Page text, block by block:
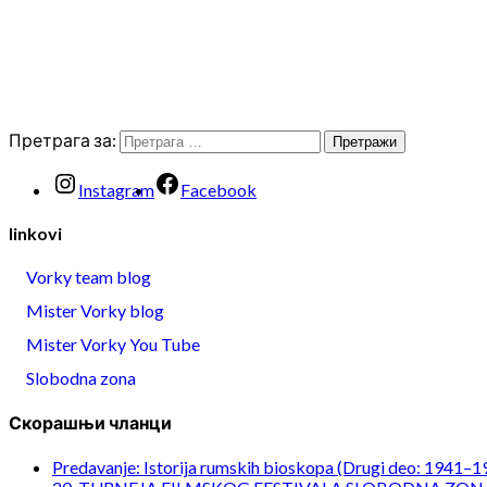
Претрага за:
Instagram Facebook
linkovi
Vorky team blog
Mister Vorky blog
Mister Vorky You Tube
Slobodna zona
Скорашњи чланци
Predavanje: Istorija rumskih bioskopa (Drugi deo: